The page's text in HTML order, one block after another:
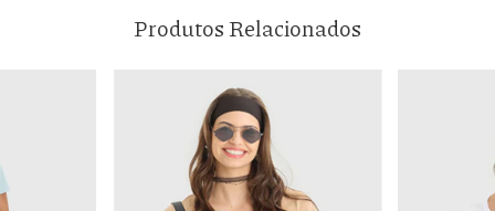
Produtos Relacionados